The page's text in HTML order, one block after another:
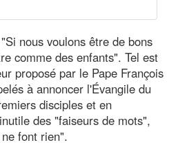
nous voulons être de bons
comme des enfants". Tel est
proposé par le Pape François
à annoncer l'Évangile du
disciples et en
des "faiseurs de mots",
font rien".